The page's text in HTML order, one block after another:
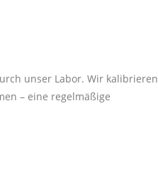
unser Labor. Wir kalibrieren
– eine regelmäßige